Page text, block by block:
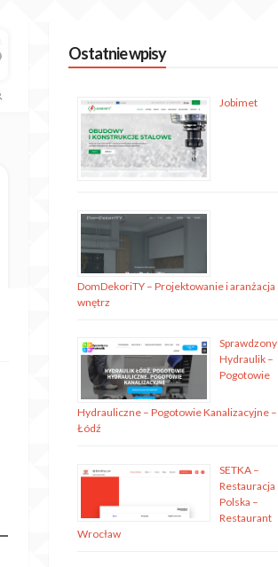
Ostatnie wpisy
Jobimet
DomDekoriTY – Projektowanie i aranżacja
wnętrz
Sprawdzony
Hydraulik –
Pogotowie
Hydrauliczne – Pogotowie Kanalizacyjne –
Łódź
SETKA –
Restauracja
Polska –
Restaurant
Wrocław